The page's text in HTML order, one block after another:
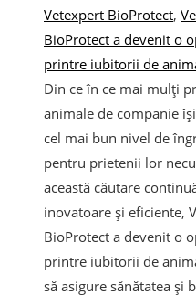
Vetexpert BioProtect,
BioProtect a devenit o
printre iubitorii de
Din ce în ce mai mulți
animale de companie
cel mai bun nivel de
pentru prietenii lor
această căutare
inovatoare și eficiente,
BioProtect a devenit o
printre iubitorii de
să asigure sănătatea și